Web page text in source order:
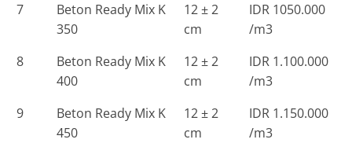
7
Beton Ready Mix K
350
12 ± 2
cm
IDR 1050.000
/m3
8
Beton Ready Mix K
400
12 ± 2
cm
IDR 1.100.000
/m3
9
Beton Ready Mix K
450
12 ± 2
cm
IDR 1.150.000
/m3